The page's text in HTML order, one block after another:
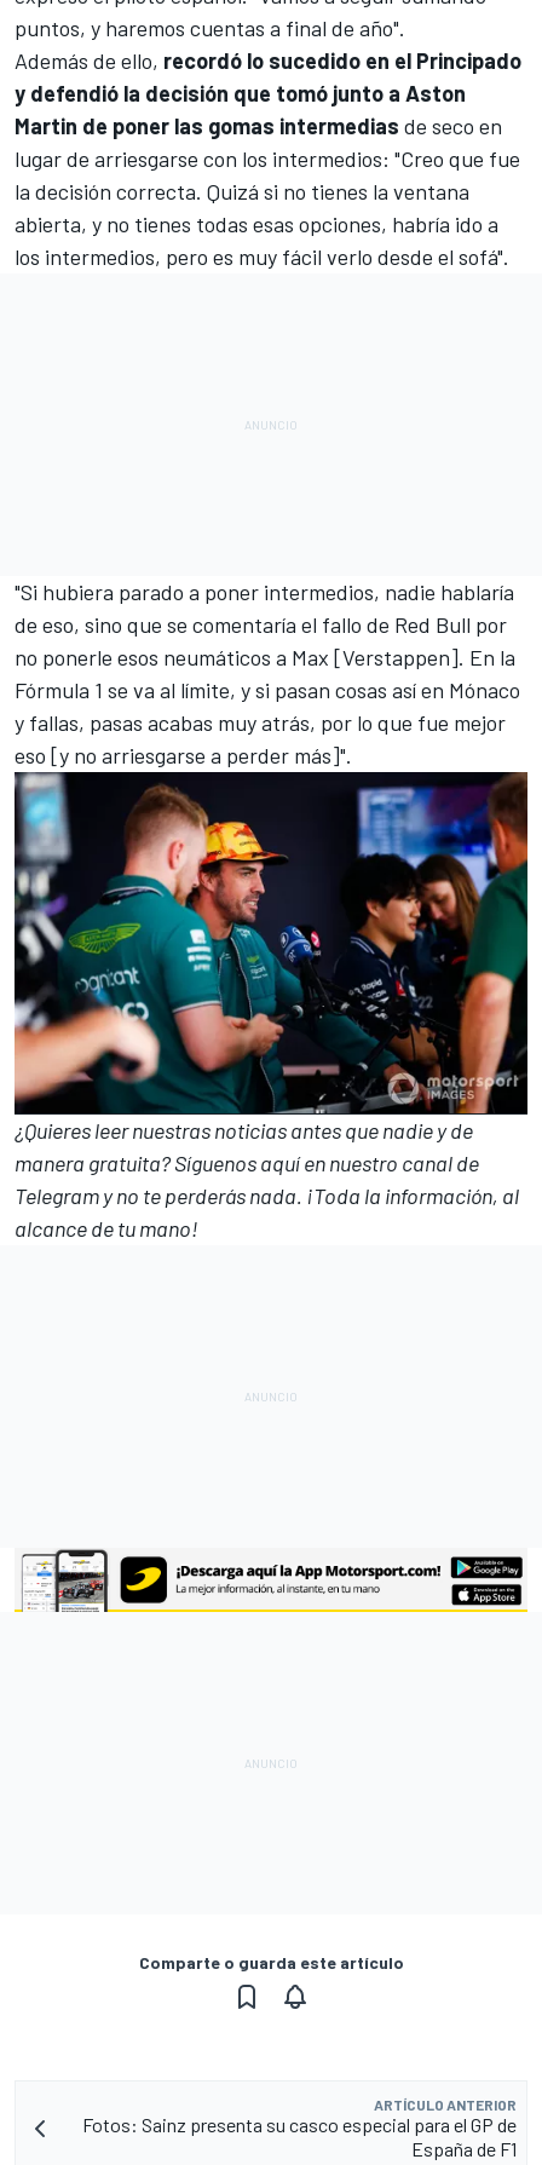
puntos, y haremos cuentas a final de año".
Además de ello, recordó lo sucedido en el Principado
y defendió la decisión que tomó junto a Aston
Martin de poner las gomas intermedias de seco en
lugar de arriesgarse con los intermedios: "Creo que fue
la decisión correcta. Quizá si no tienes la ventana
abierta, y no tienes todas esas opciones, habría ido a
los intermedios, pero es muy fácil verlo desde el sofá".
"Si hubiera parado a poner intermedios, nadie hablaría
de eso, sino que se comentaría el fallo de Red Bull por
no ponerle esos neumáticos a Max [Verstappen]. En la
Fórmula 1 se va al límite, y si pasan cosas así en Mónaco
y fallas, pasas acabas muy atrás, por lo que fue mejor
eso [y no arriesgarse a perder más]".
¿Quieres leer nuestras noticias antes que nadie y de
manera gratuita? Síguenosaquí en nuestro canal de
Telegramy no te perderás nada. ¡Toda la información, al
alcance de tu mano!
Comparte o guarda este artículo
ARTÍCULO ANTERIOR
Fotos: Sainz presenta su casco especial para el GP de
España de F1